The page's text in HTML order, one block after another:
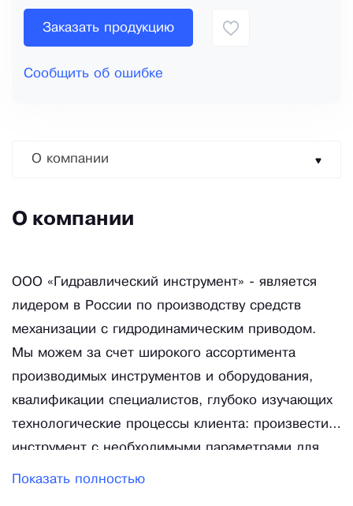
Заказать продукцию
Сообщить об ошибке
О компании
О компании
ООО «Гидравлический инструмент» - является
лидером в России по производству средств
механизации с гидродинамическим приводом.
Мы можем за счет широкого ассортимента
производимых инструментов и оборудования,
квалификации специалистов, глубоко изучающих
технологические процессы клиента: произвести
инструмент с необходимыми параметрами для
работы от гидравлической системы любой
Показать полностью